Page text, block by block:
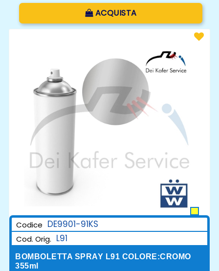
Quantità
ACQUISTA
Codice DE9901-91KS
Cod. Orig. L91
BOMBOLETTA SPRAY L91 COLORE:CROMO
355ml